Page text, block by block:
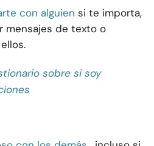
con alguien si te importa,
mensajes de texto o
sobre si soy